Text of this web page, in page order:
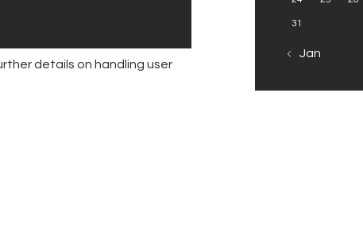
details on handling user
31
« Jan